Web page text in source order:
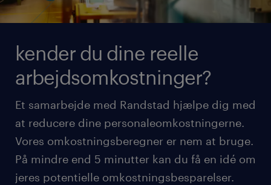
kender du dine reelle
arbejdsomkostninger?
Et samarbejde med Randstad hjælpe dig med
at reducere dine personaleomkostningerne.
Vores omkostningsberegner er nem at bruge.
På mindre end 5 minutter kan du få en idé om
jeres potentielle omkostningsbesparelser.